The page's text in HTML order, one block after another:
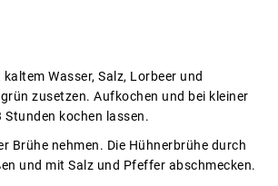
Wasser, Salz, Lorbeer und
zusetzen. Aufkochen und bei kleiner
Stunden kochen lassen.
Brühe nehmen. Die Hühnerbrühe durch
und mit Salz und Pfeffer abschmecken.